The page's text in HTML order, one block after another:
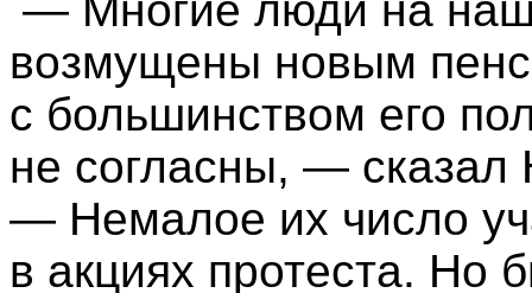
возмущены новым
с большинством его
не согласны, — сказал
— Немалое их число
в акциях протеста. Но